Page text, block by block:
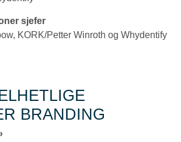
sjefer
KORK/Petter Winroth og Whydentify
BRANDING